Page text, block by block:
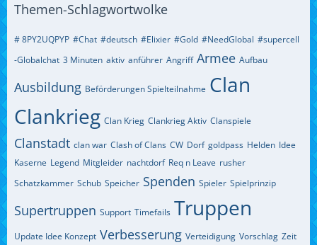
Themen-Schlagwortwolke
# 8PY2UQPYP #Chat #deutsch #Elixier #Gold #NeedGlobal #supercell
-Globalchat 3 Minuten aktiv anführer Angriff Armee Aufbau
Ausbildung Beförderungen Spielteilnahme Clan
Clankrieg Clan Krieg Clankrieg Aktiv Clanspiele
Clanstadt clan war Clash of Clans CW Dorf goldpass Helden Idee
Kaserne Legend Mitgleider nachtdorf Req n Leave rusher
Schatzkammer Schub Speicher Spenden Spieler Spielprinzip
Supertruppen Support Timefails Truppen
Update Idee Konzept Verbesserung Verteidigung Vorschlag Zeit